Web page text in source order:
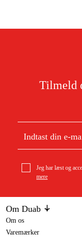
Tilmeld
Jeg har læst og
mere
Om Duab
Om os
Varemærker